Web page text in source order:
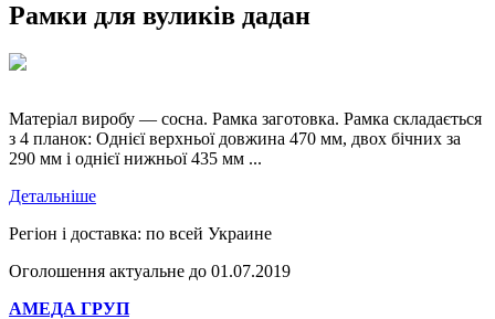
Рамки для вуликів дадан
Матеріал виробу — сосна. Рамка заготовка. Рамка складається
з 4 планок: Однієї верхньої довжина 470 мм, двох бічних за
290 мм і однієї нижньої 435 мм ...
Детальніше
Регіон і доставка: по всей Украине
Оголошення актуальне до 01.07.2019
АМЕДА ГРУП